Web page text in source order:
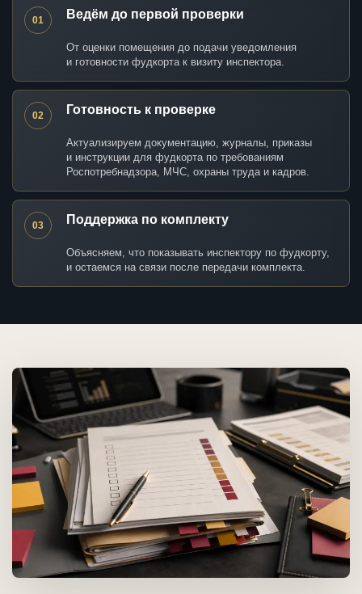
01 Ведём до первой проверки
От оценки помещения до подачи уведомления
и готовности фудкорта к визиту инспектора.
02 Готовность к проверке
Актуализируем документацию, журналы, приказы
и инструкции для фудкорта по требованиям
Роспотребнадзора, МЧС, охраны труда и кадров.
03 Поддержка по комплекту
Объясняем, что показывать инспектору по фудкорту,
и остаемся на связи после передачи комплекта.